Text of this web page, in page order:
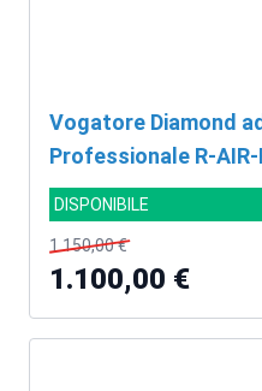
Vogatore Diamond
Professionale R-AIR-
DISPONIBILE
1.150,00 €
1.100,00 €